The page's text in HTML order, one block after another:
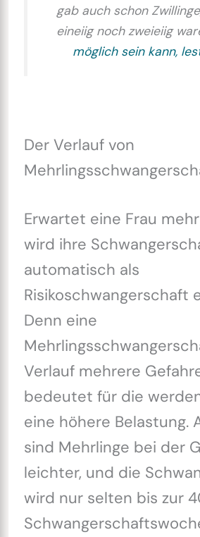
gab auch schon
eineiig noch zweieiig
möglich sein kann,
Der Verlauf von
Erwartet eine Frau
wird ihre
automatisch als
Risikoschwangerschaft
Denn eine
Verlauf mehrere
bedeutet für die
eine höhere Belastung.
sind Mehrlinge bei der
leichter, und die
wird nur selten bis zur